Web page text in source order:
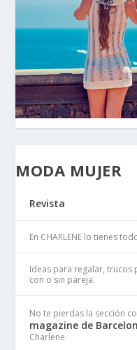
MODA MUJER
Revista
En CHARLENE lo tienes
Ideas para regalar, trucos
con o sin pareja.
No te pierdas la sección
magazine de
Charlene.